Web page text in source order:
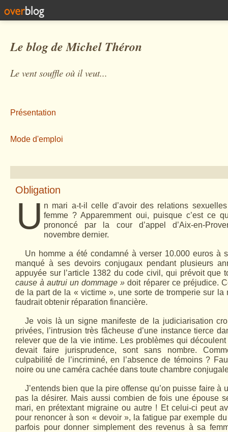
Le blog de Michel Théron
Le vent souffle où il veut...
Présentation
Mode d'emploi
Obligation
U n mari a-t-il celle d’avoir des relations
femme ? Apparemment oui, puisque c’est ce
prononcé par la cour d’appel d’Aix-en-
novembre dernier.
Un homme a été condamné à verser 10.000 euros à
manqué à ses devoirs conjugaux pendant plusieurs
appuyée sur l’article 1382 du code civil, qui prévoit que
cause à autrui un dommage » doit réparer ce préjudice.
de la part de la « victime », une sorte de tromperie sur la
faudrait obtenir réparation financière.
Je vois là un signe manifeste de la judiciarisation
privées, l’intrusion très fâcheuse d’une instance tierce
relever que de la vie intime. Les problèmes qui découlent
devait faire jurisprudence, sont sans nombre.
culpabilité de l’incriminé, en l’absence de témoins ?
noire ou une caméra cachée dans toute chambre
J’entends bien que la pire offense qu’on puisse faire à
pas la désirer. Mais aussi combien de fois une épouse
mari, en prétextant migraine ou autre ! Et celui-ci peut
pour renoncer à son « devoir », la fatigue par exemple
parfois pour donner simplement des revenus à sa